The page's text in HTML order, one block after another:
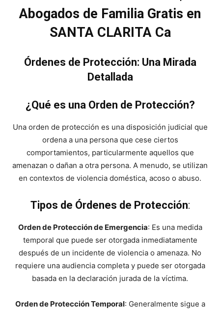
Abogados de Familia Gratis en
SANTA CLARITA Ca
Órdenes de Protección: Una Mirada
Detallada
¿Qué es una Orden de Protección?
Una orden de protección es una disposición judicial que
ordena a una persona que cese ciertos
comportamientos, particularmente aquellos que
amenazan o dañan a otra persona. A menudo, se utilizan
en contextos de violencia doméstica, acoso o abuso.
Tipos de Órdenes de Protección:
Orden de Protección de Emergencia: Es una medida
temporal que puede ser otorgada inmediatamente
después de un incidente de violencia o amenaza. No
requiere una audiencia completa y puede ser otorgada
basada en la declaración jurada de la víctima.
Orden de Protección Temporal: Generalmente sigue a